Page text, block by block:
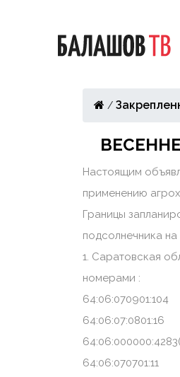
/
Настоящим
применению
Границы
подсолнечника
1. Саратовская
номерами :
64:06:070901:104
64:06:07:0801:16
64:06:070701:11